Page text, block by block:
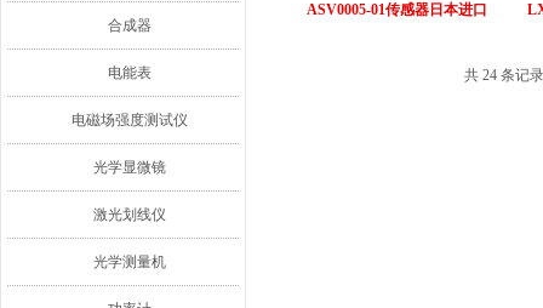
合成器
电能表
电磁场强度测试仪
光学显微镜
激光划线仪
光学测量机
ASV0005-01传感器日本进口
共 24 条记